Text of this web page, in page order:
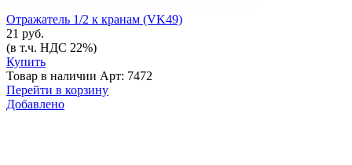
Отражатель 1/2 к кранам (VK49)
21 руб.
(в т.ч. НДС 22%)
Купить
Товар в наличии Арт: 7472
Перейти в корзину
Добавлено